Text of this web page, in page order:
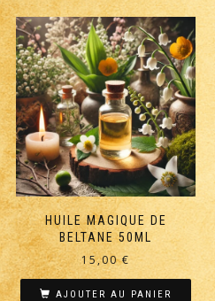
HUILE MAGIQUE DE
BELTANE 50ML
15,00€
AJOUTER AU PANIER